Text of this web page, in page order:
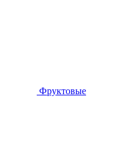
Фруктовые